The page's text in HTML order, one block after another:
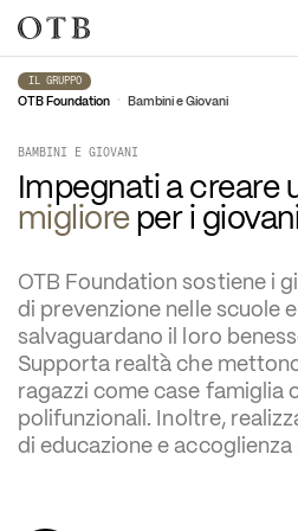
Skip to main content
IL GRUPPO
OTB Foundation • Bambini e Giovani
BAMBINI E GIOVANI
Impegnati a creare
migliore per i
OTB Foundation sostiene i
di prevenzione nelle scuole
salvaguardano il loro
Supporta realtà che
ragazzi come case famiglia
polifunzionali. Inoltre,
di educazione e